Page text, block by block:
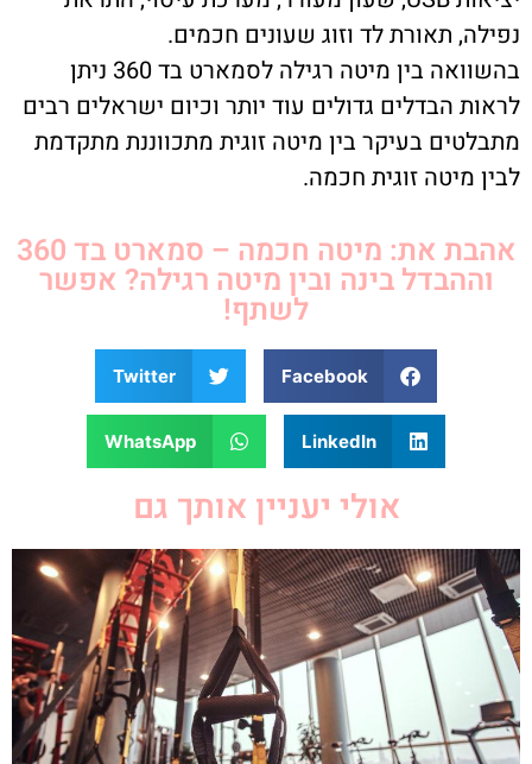
נפילה, תאורת לד וזוג שעונים חכמים.
בהשוואה בין מיטה רגילה לסמארט בד 360 ניתן
לראות הבדלים גדולים עוד יותר וכיום ישראלים רבים
מתבלטים בעיקר בין מיטה זוגית מתכווננת מתקדמת
לבין מיטה זוגית חכמה.
אהבת את: מיטה חכמה – סמארט בד 360
וההבדל בינה ובין מיטה רגילה? אפשר
לשתף!
Facebook
Twitter
LinkedIn
WhatsApp
אולי יעניין אותך גם